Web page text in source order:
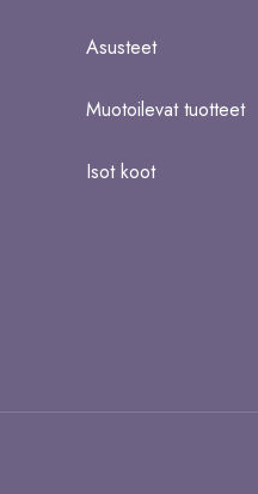
Asusteet
Muotoilevat tuotteet
Isot koot